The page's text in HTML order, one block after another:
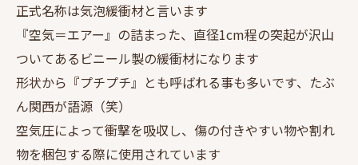
正式名称は気泡緩衝材と言います
『空気＝エアー』の詰まった、直径1cm程の突起が沢山
ついてあるビニール製の緩衝材になります
形状から『プチプチ』とも呼ばれる事も多いです、たぶ
ん関西が語源（笑）
空気圧によって衝撃を吸収し、傷の付きやすい物や割れ
物を梱包する際に使用されています